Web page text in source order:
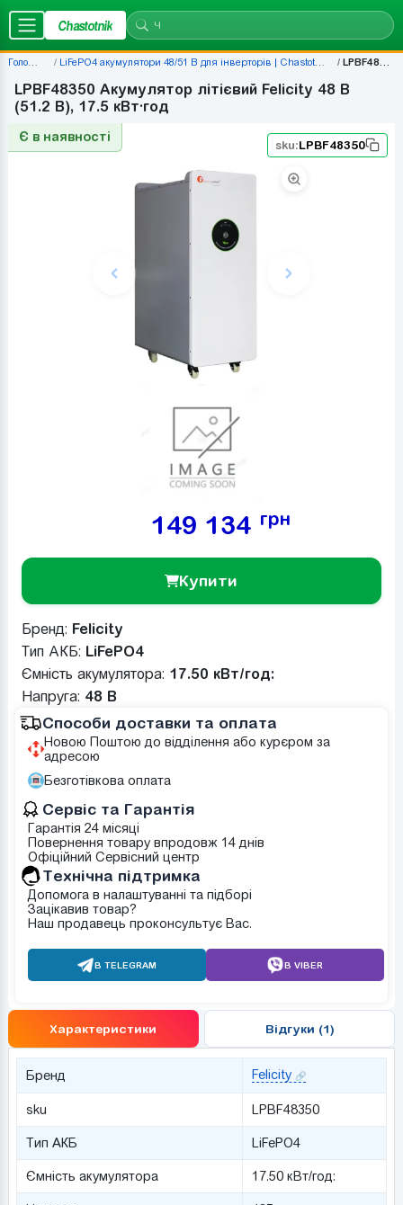
Chastotnik
Головна LiFePO4 акумулятори 48/51 В для інверторів | Chastotnik.ua LPBF48350
LPBF48350 Акумулятор літієвий Felicity 48 В
(51.2 В), 17.5 кВт·год
Є в наявності
sku:LPBF48350
149 134 грн
Купити
Бренд: Felicity
Тип АКБ: LiFePO4
Ємність акумулятора: 17.50 кВт/год:
Напруга: 48 В
Способи доставки та оплата
Новою Поштою до відділення або курєром за
адресою
Безготівкова оплата
Сервіс та Гарантія
Гарантія 24 місяці
Повернення товару впродовж 14 днів
Офіційний Сервісний центр
Tехнічна підтримка
Допомога в налаштуванні та підборі
Зацікавив товар?
Наш продавець проконсультує Вас.
В TELEGRAM В VIBER
Характеристики Відгуки (1)
Бренд Felicity
sku LPBF48350
Тип АКБ LiFePO4
Ємність акумулятора 17.50 кВт/год: